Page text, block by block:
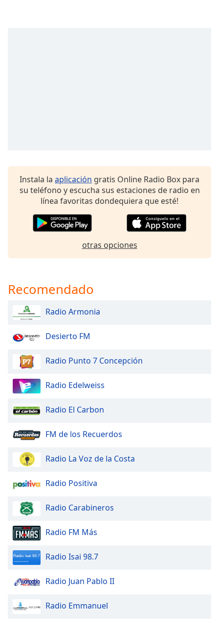
Close
End
dialog
Instala la aplicación gratis Online Radio Box para
su teléfono y escucha sus estaciones de radio en
línea favoritas dondequiera que esté!
otras opciones
Recomendado
Radio Armonia
Desierto FM
Radio Punto 7 Concepción
Radio Edelweiss
Radio El Carbon
FM de los Recuerdos
Radio La Voz de la Costa
Radio Positiva
Radio Carabineros
Radio FM Más
Radio Isai 98.7
Radio Juan Pablo II
Radio Emmanuel